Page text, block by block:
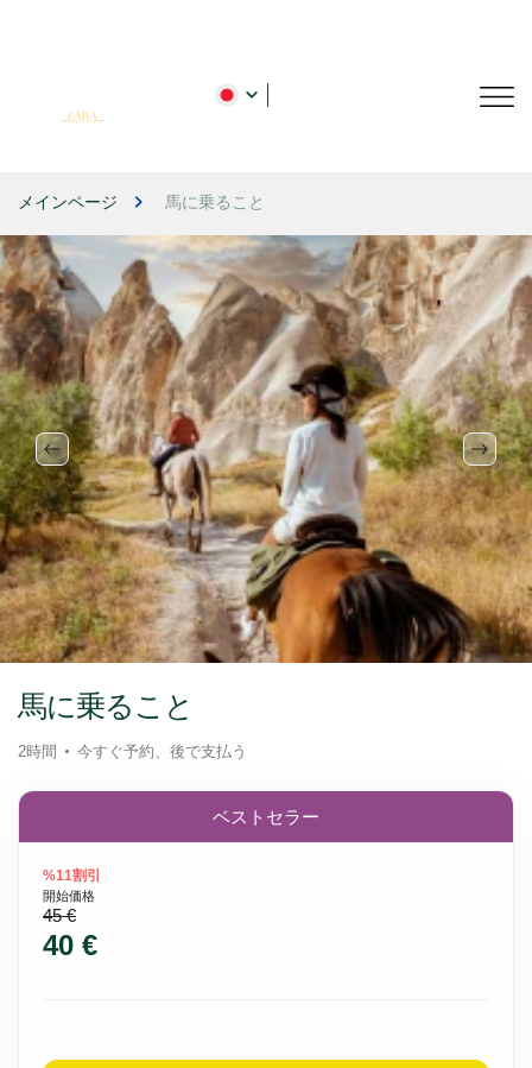
メインページ 馬に乗ること
馬に乗ること
2時間 今すぐ予約、後で支払う
ベストセラー
%11割引
開始価格
45 €
40 €